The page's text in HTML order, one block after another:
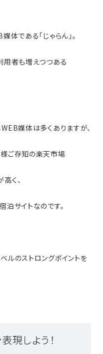
体である「じゃらん」。
用者も増えつつある
媒体は多くありますが、
ご存知の楽天市場
く、
サイトなのです。
ルのストロングポイントを
現しよう！